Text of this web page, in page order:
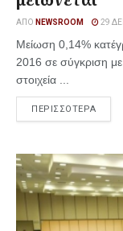
ΑΠΌ NEWSROOM 29
Μείωση 0,14%
2016 σε σύγκριση
στοιχεία ...
ΠΕΡΙΣΣΟΤΕΡΑ